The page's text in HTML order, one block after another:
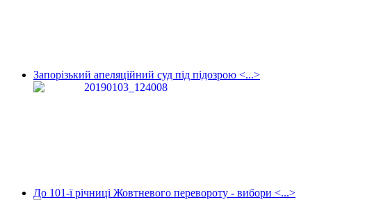
Запорізький апеляційний суд під підозрою <...>
До 101-ї річниці Жовтневого перевороту - вибори <...>